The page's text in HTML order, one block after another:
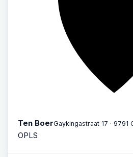
Ten BoerGaykingastraat 17 · 9791
OPLS